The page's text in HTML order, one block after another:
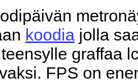
koodia jolla
graffaa
FPS on